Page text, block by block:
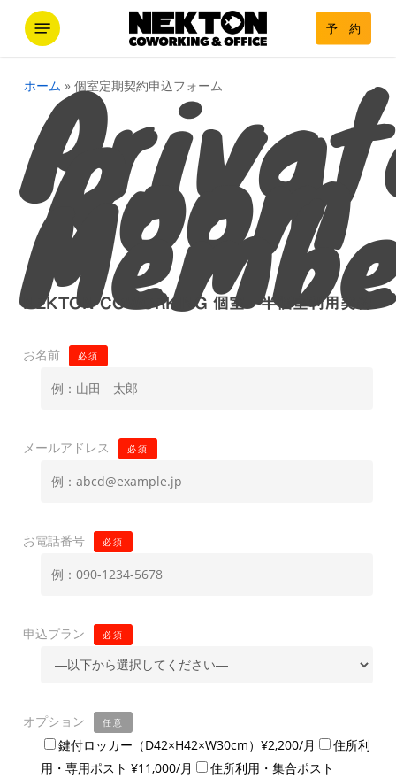
content
予 約
Menu
ホーム » 個室定期契約申込フォーム
Room
NEKTON COWORKING 個室・半個室利用契約
お名前 必須
メールアドレス 必須
お電話番号 必須
申込プラン 必須
オプション 任意
鍵付ロッカー（D42×H42×W30cm）¥2,200/月
住所利
用・専用ポスト ¥11,000/月
住所利用・集合ポスト